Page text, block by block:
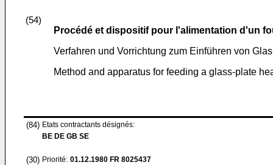
(54)
Procédé et dispositif pour l'alimentation d'un
Verfahren und Vorrichtung zum Einführen von
Method and apparatus for feeding a glass-plate
(84) Etats contractants désignés:
BE DE GB SE
(30) Priorité: 01.12.1980 FR 8025437